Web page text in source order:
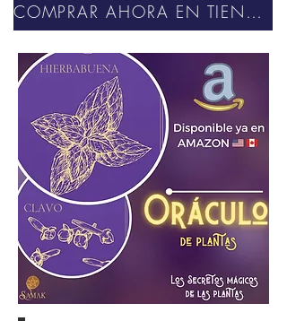
COMPRAR AHORA EN TIENDA